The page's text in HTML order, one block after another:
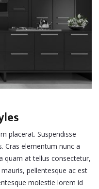
placerat. Suspendisse
Cras elementum nunc a
quam at tellus consectetur,
pellentesque ac est
molestie lorem id